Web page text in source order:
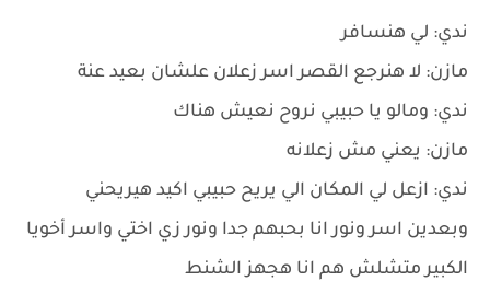
ندي: لي هنسافر
مازن: لا هنرجع القصر اسر زعلان علشان بعيد عنة
ندي: ومالو يا حبيبي نروح نعيش هناك
مازن: يعني مش زعلانه
ندي: ازعل لي المكان الي يريح حبيبي اكيد هيريحني
وبعدين اسر ونور انا بحبهم جدا ونور زي اختي واسر أخويا
الكبير متشلش هم انا هجهز الشنط